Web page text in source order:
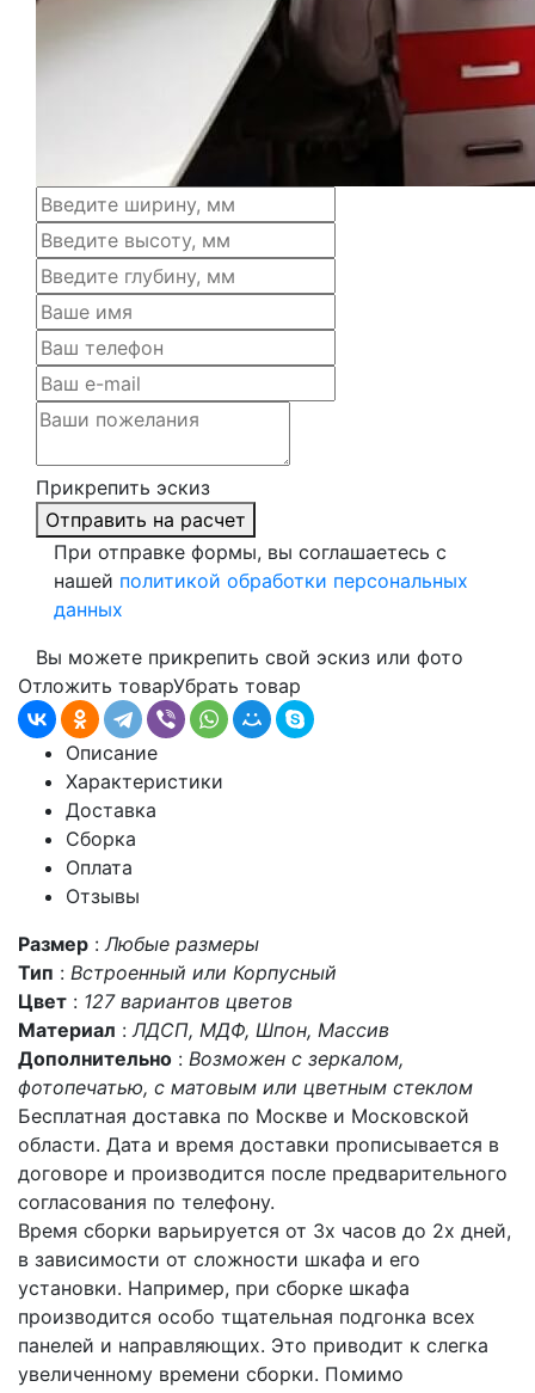
Прикрепить эскиз
Отправить на расчет
При отправке формы, вы соглашаетесь с
нашей политикой обработки персональных
данных
Вы можете прикрепить свой эскиз или фото
Отложить товарУбрать товар
Описание
Характеристики
Доставка
Сборка
Оплата
Отзывы
Размер :Любые размеры
Тип : Встроенный или Корпусный
Цвет : 127 вариантов цветов
Материал :ЛДСП, МДФ, Шпон, Массив
Дополнительно : Возможен с зеркалом,
фотопечатью, с матовым или цветным стеклом
Бесплатная доставка по Москве и Московской
области. Дата и время доставки прописывается в
договоре и производится после предварительного
согласования по телефону.
Время сборки варьируется от 3х часов до 2х дней,
в зависимости от сложности шкафа и его
установки. Например, при сборке шкафа
производится особо тщательная подгонка всех
панелей и направляющих. Это приводит к слегка
увеличенному времени сборки. Помимо